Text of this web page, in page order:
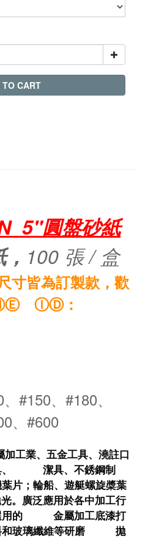
TO CART
5"圓盤砂紙
100 張 / 盒
寸皆為訂製款，歡
ⒾⒹ：
#150、 #180、
、#600
加工業、五金工具、澆註口
潔具、不銹鋼制
片；輪船、遊艇螺旋槳葉
。廣泛應用於各中加工行
的          金屬加工底漆打
玻璃纖維等研磨          拋